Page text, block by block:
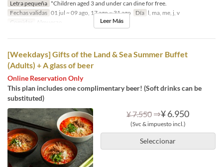
Letra pequeña *Children aged 3 and under can dine for free.
Fechas validas 01 jul ~ 09 ago, 17 ago ~ 31 ago Día l, ma, me, j, v
Comidas
Almuerzo Leer Más
[Weekdays] Gifts of the Land & Sea Summer Buffet
(Adults) + A glass of beer
Online Reservation Only
This plan includes one complimentary beer! (Soft drinks can be
substituted)
¥ 7.550 ⇒¥ 6.950
(Svc & impuesto incl.)
Seleccionar